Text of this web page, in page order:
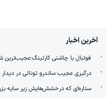
آخرین اخبار
فوتبال با چاشنی کارتینگ؛عجیب‌ترین
درگیری عجیب ساندرو تونالی در دیدار
ستاره‌ای که درخشش‌هایش زیر سایه